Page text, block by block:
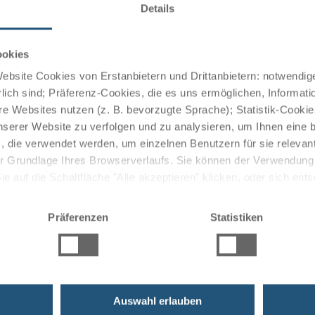
Details
Cookies von Erstanbietern und Drittanbietern:
sind; Präferenz-Cookies, die es uns ermöglichen,
Websites nutzen (z. B. bevorzugte Sprache); Statistik-
Website zu verfolgen und zu analysieren, um Ihnen eine
die verwendet werden, um einzelnen Benutzern für sie
Grundlage Ihres Browserverlaufs. Sie können der
Präferenzen Statistiken
Auswahl erlauben